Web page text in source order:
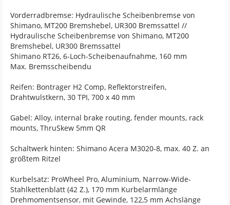
Vorderradbremse: Hydraulische Scheibenbremse von
Shimano, MT200 Bremshebel, UR300 Bremssattel //
Hydraulische Scheibenbremse von Shimano, MT200
Bremshebel, UR300 Bremssattel
Shimano RT26, 6-Loch-Scheibenaufnahme, 160 mm
Max. Bremsscheibendu
Reifen: Bontrager H2 Comp, Reflektorstreifen,
Drahtwulstkern, 30 TPI, 700 x 40 mm
Gabel: Alloy, internal brake routing, fender mounts, rack
mounts, ThruSkew 5mm QR
Schaltwerk hinten: Shimano Acera M3020-8, max. 40 Z. an
größtem Ritzel
Kurbelsatz: ProWheel Pro, Aluminium, Narrow-Wide-
Stahlkettenblatt (42 Z.), 170 mm Kurbelarmlänge
Drehmomentsensor, mit Gewinde, 122,5 mm Achslänge